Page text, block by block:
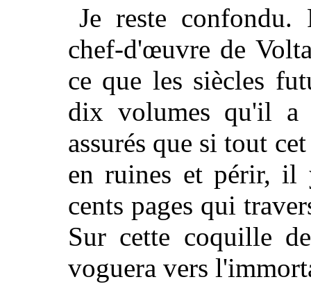
Je reste
chef-d'œuvre de
ce que les siècles
dix volumes qu'il a
assurés que si tout
en ruines et périr,
cents pages qui
Sur cette coquille
voguera vers